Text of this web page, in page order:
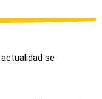
se